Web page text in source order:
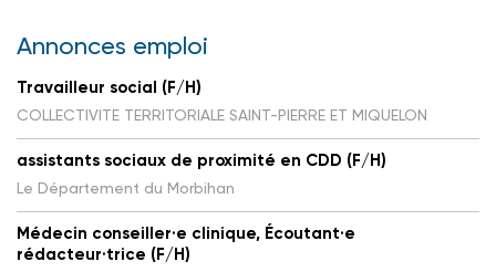
Annonces emploi
Travailleur social (F/H)
COLLECTIVITE TERRITORIALE SAINT-PIERRE ET MIQUELON
assistants sociaux de proximité en CDD (F/H)
Le Département du Morbihan
Médecin conseiller·e clinique, Écoutant·e
rédacteur·trice (F/H)